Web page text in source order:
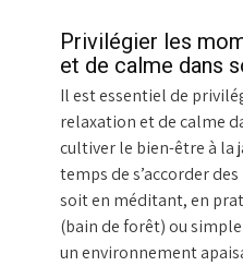
Privilégier les
et de calme dans
Il est essentiel de
relaxation et de calme
cultiver le bien-être à la
temps de s’accorder
soit en méditant, en
(bain de forêt) ou
un environnement